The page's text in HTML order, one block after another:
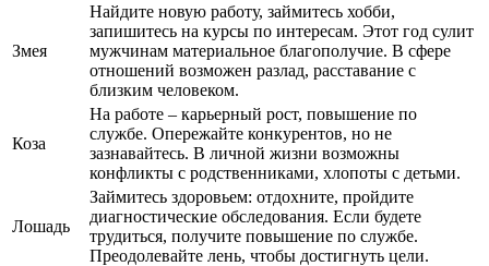
Змея
Найдите новую работу, займитесь хобби,
запишитесь на курсы по интересам. Этот год сулит
мужчинам материальное благополучие. В сфере
отношений возможен разлад, расставание с
близким человеком.
Коза
На работе – карьерный рост, повышение по
службе. Опережайте конкурентов, но не
зазнавайтесь. В личной жизни возможны
конфликты с родственниками, хлопоты с детьми.
Лошадь
Займитесь здоровьем: отдохните, пройдите
диагностические обследования. Если будете
трудиться, получите повышение по службе.
Преодолевайте лень, чтобы достигнуть цели.